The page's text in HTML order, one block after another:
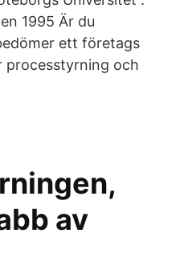
1995 Är du
ett företags
processtyrning och
av